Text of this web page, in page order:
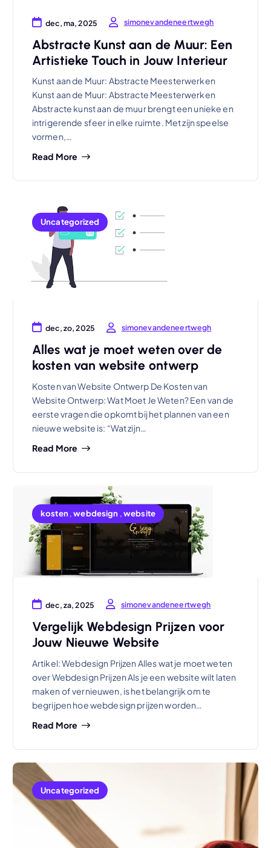
dec, ma, 2025 simonevandeneertwegh
Abstracte Kunst aan de Muur: Een
Artistieke Touch in Jouw Interieur
Kunst aan de Muur: Abstracte Meesterwerken
Kunst aan de Muur: Abstracte Meesterwerken
Abstracte kunst aan de muur brengt een unieke en
intrigerende sfeer in elke ruimte. Met zijn speelse
vormen,…
Read More
Uncategorized
dec, zo, 2025 simonevandeneertwegh
Alles wat je moet weten over de
kosten van website ontwerp
Kosten van Website Ontwerp De Kosten van
Website Ontwerp: Wat Moet Je Weten? Een van de
eerste vragen die opkomt bij het plannen van een
nieuwe website is: “Wat zijn…
Read More
kosten,webdesign ,website
dec, za, 2025 simonevandeneertwegh
Vergelijk Webdesign Prijzen voor
Jouw Nieuwe Website
Artikel: Webdesign Prijzen Alles wat je moet weten
over Webdesign Prijzen Als je een website wilt laten
maken of vernieuwen, is het belangrijk om te
begrijpen hoe webdesign prijzen worden…
Read More
Uncategorized